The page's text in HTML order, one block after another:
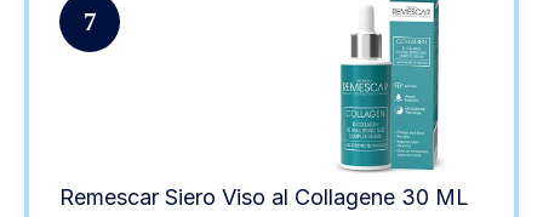
7
Remescar Siero Viso al Collagene 30 ML